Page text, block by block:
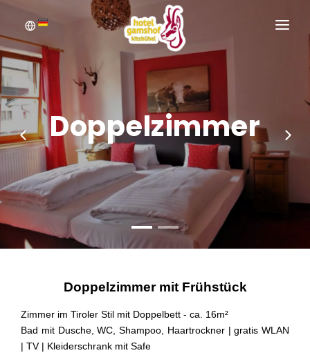
WILLKOMMEN
BUCHEN
ZIMMER
ANFRAGEN
BILDERGALERIE
Doppelzimmer
Doppelzimmer mit Frühstück
Zimmer im Tiroler Stil mit Doppelbett - ca. 16m²
Bad mit Dusche, WC, Shampoo, Haartrockner | gratis WLAN
| TV | Kleiderschrank mit Safe